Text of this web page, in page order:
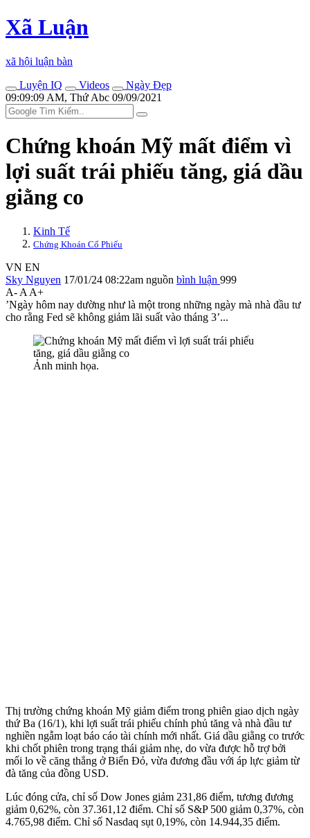
Xã Luận
xã hội luận bàn
Luyện IQ
Videos
Ngày Đẹp
09:09:09 AM, Thứ Abc 09/09/2021
Chứng khoán Mỹ mất điểm vì
lợi suất trái phiếu tăng, giá dầu
giằng co
Kinh Tế
Chứng Khoán Cổ Phiếu
VN EN
Sky Nguyen 17/01/24 08:22am nguồn bình luận 999
A- A A+
’Ngày hôm nay dường như là một trong những ngày mà nhà đầu tư
cho rằng Fed sẽ không giảm lãi suất vào tháng 3’...
Ảnh minh họa.
Thị trường chứng khoán Mỹ giảm điểm trong phiên giao dịch ngày
thứ Ba (16/1), khi lợi suất trái phiếu chính phủ tăng và nhà đầu tư
nghiền ngẫm loạt báo cáo tài chính mới nhất. Giá dầu giằng co trước
khi chốt phiên trong trạng thái giảm nhẹ, do vừa được hỗ trợ bởi
mối lo về căng thẳng ở Biển Đỏ, vừa đương đầu với áp lực giảm từ
đà tăng của đồng USD.
Lúc đóng cửa, chỉ số Dow Jones giảm 231,86 điểm, tương đương
giảm 0,62%, còn 37.361,12 điểm. Chỉ số S&P 500 giảm 0,37%, còn
4.765,98 điểm. Chỉ số Nasdaq sụt 0,19%, còn 14.944,35 điểm.